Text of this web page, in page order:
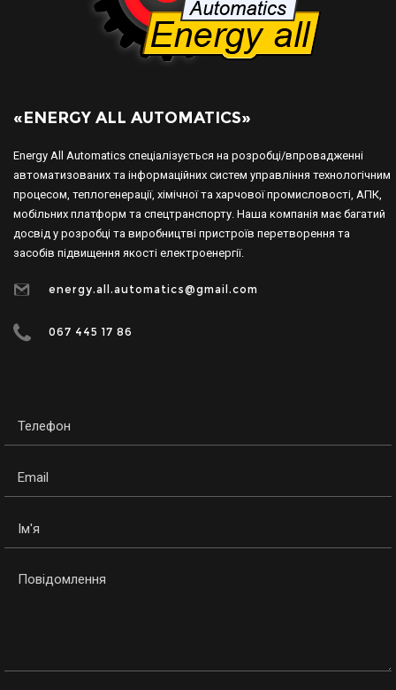
«ENERGY ALL AUTOMATICS»
Energy All Automatics спеціалізується на розробці/впровадженні
автоматизованих та інформаційних систем управління технологічним
процесом, теплогенерації, хімічної та харчової промисловості, АПК,
мобільних платформ та спецтранспорту. Наша компанія має багатий
досвід у розробці та виробництві пристроїв перетворення та
засобів підвищення якості електроенергії.
energy.all.automatics@gmail.com
067 445 17 86